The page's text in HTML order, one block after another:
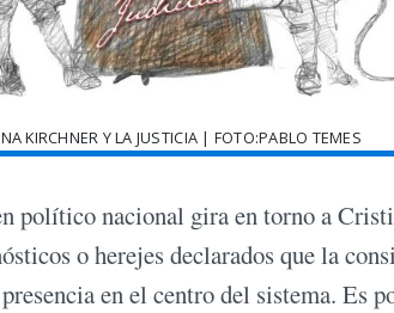
KIRCHNER Y LA JUSTICIA | FOTO:PABLO TEMES
político nacional gira en torno a
o herejes declarados que la
en el centro del sistema. Es